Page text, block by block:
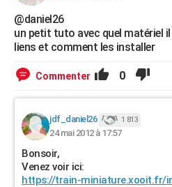
@daniel26
un petit tuto avec quel matériel
liens et comment les installer
Commenter 0
jdf_daniel26 1 813
24 mai 2012 à 17:57
Bonsoir,
Venez voir ici:
https://train-miniature.xooit.fr/